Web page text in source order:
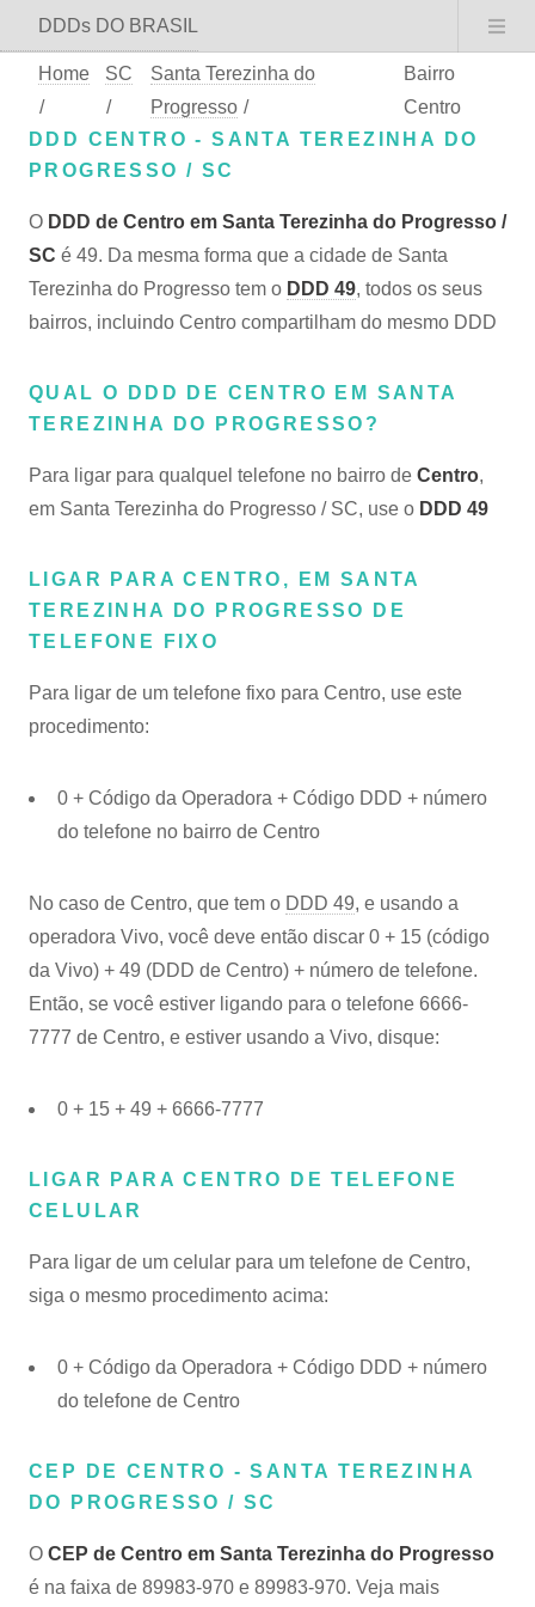
DDDs DO BRASIL
Home
/
SC
/
Santa Terezinha do
Progresso /
Bairro
Centro
DDD CENTRO - SANTA TEREZINHA DO
PROGRESSO / SC
O DDD de Centro em Santa Terezinha do Progresso /
SC é 49. Da mesma forma que a cidade de Santa
Terezinha do Progresso tem o DDD 49, todos os seus
bairros, incluindo Centro compartilham do mesmo DDD
QUAL O DDD DE CENTRO EM SANTA
TEREZINHA DO PROGRESSO?
Para ligar para qualquel telefone no bairro de Centro,
em Santa Terezinha do Progresso / SC, use o DDD 49
LIGAR PARA CENTRO, EM SANTA
TEREZINHA DO PROGRESSO DE
TELEFONE FIXO
Para ligar de um telefone fixo para Centro, use este
procedimento:
0 + Código da Operadora + Código DDD + número
do telefone no bairro de Centro
No caso de Centro, que tem o DDD 49, e usando a
operadora Vivo, você deve então discar 0 + 15 (código
da Vivo) + 49 (DDD de Centro) + número de telefone.
Então, se você estiver ligando para o telefone 6666-
7777 de Centro, e estiver usando a Vivo, disque:
0 + 15 + 49 + 6666-7777
LIGAR PARA CENTRO DE TELEFONE
CELULAR
Para ligar de um celular para um telefone de Centro,
siga o mesmo procedimento acima:
0 + Código da Operadora + Código DDD + número
do telefone de Centro
CEP DE CENTRO - SANTA TEREZINHA
DO PROGRESSO / SC
O CEP de Centro em Santa Terezinha do Progresso
é na faixa de 89983-970 e 89983-970. Veja mais